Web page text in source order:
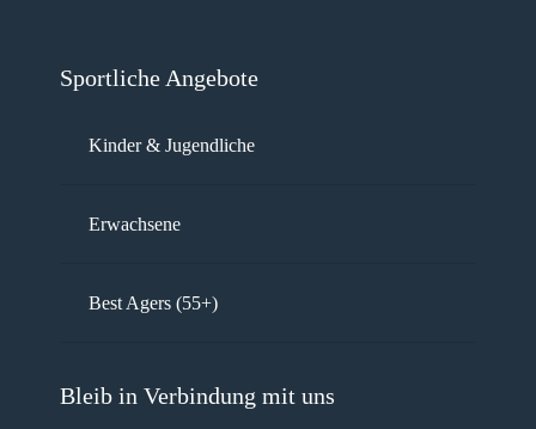
Sportliche Angebote
Kinder & Jugendliche
Erwachsene
Best Agers (55+)
Bleib in Verbindung mit uns